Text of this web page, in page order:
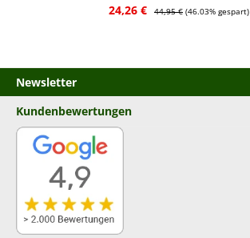
Verkaufspreis:
24,26 € Regulärer Preis:
44,95 € (46.03% gespart)
Newsletter
Kundenbewertungen